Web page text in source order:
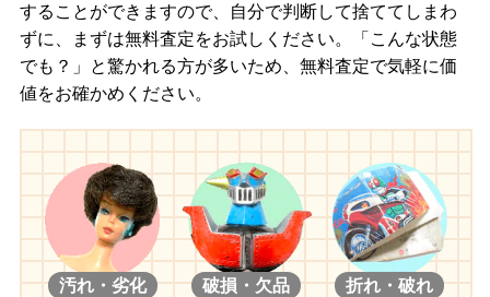
することができますので、自分で判断して捨ててしまわ
ずに、まずは無料査定をお試しください。「こんな状態
でも？」と驚かれる方が多いため、無料査定で気軽に価
値をお確かめください。
汚れ・劣化 破損・欠品 折れ・破れ